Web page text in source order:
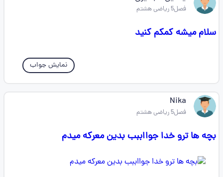
فصل5 ریاضی هشتم
سلام میشه کمکم کنید
نمایش جواب
Nika
فصل5 ریاضی هشتم
بچه ها ترو خدا جوااببب بدین معرکه میدم